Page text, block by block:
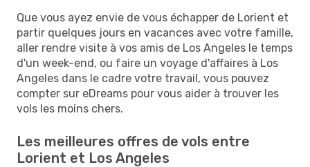
Que vous ayez envie de vous échapper de Lorient et
partir quelques jours en vacances avec votre famille,
aller rendre visite à vos amis de Los Angeles le temps
d'un week-end, ou faire un voyage d'affaires à Los
Angeles dans le cadre votre travail, vous pouvez
compter sur eDreams pour vous aider à trouver les
vols les moins chers.
Les meilleures offres de vols entre
Lorient et Los Angeles